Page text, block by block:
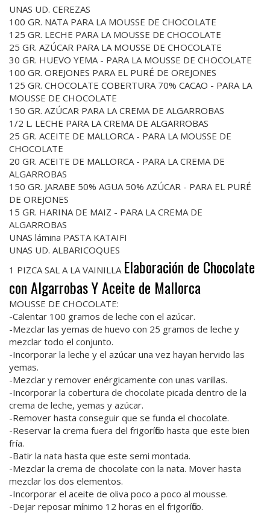
UNAS UD. CEREZAS
100 GR. NATA PARA LA MOUSSE DE CHOCOLATE
125 GR. LECHE PARA LA MOUSSE DE CHOCOLATE
25 GR. AZÚCAR PARA LA MOUSSE DE CHOCOLATE
30 GR. HUEVO YEMA - PARA LA MOUSSE DE CHOCOLATE
100 GR. OREJONES PARA EL PURÉ DE OREJONES
125 GR. CHOCOLATE COBERTURA 70% CACAO - PARA LA
MOUSSE DE CHOCOLATE
150 GR. AZÚCAR PARA LA CREMA DE ALGARROBAS
1/2 L. LECHE PARA LA CREMA DE ALGARROBAS
25 GR. ACEITE DE MALLORCA - PARA LA MOUSSE DE
CHOCOLATE
20 GR. ACEITE DE MALLORCA - PARA LA CREMA DE
ALGARROBAS
150 GR. JARABE 50% AGUA 50% AZÚCAR - PARA EL PURÉ
DE OREJONES
15 GR. HARINA DE MAIZ - PARA LA CREMA DE
ALGARROBAS
UNAS lámina PASTA KATAIFI
UNAS UD. ALBARICOQUES
1 PIZCA SAL A LA VAINILLA Elaboración de Chocolate
con Algarrobas Y Aceite de Mallorca
MOUSSE DE CHOCOLATE:
-Calentar 100 gramos de leche con el azúcar.
-Mezclar las yemas de huevo con 25 gramos de leche y
mezclar todo el conjunto.
-Incorporar la leche y el azúcar una vez hayan hervido las
yemas.
-Mezclar y remover enérgicamente con unas varillas.
-Incorporar la cobertura de chocolate picada dentro de la
crema de leche, yemas y azúcar.
-Remover hasta conseguir que se funda el chocolate.
-Reservar la crema fuera del frigorífico hasta que este bien
fría.
-Batir la nata hasta que este semi montada.
-Mezclar la crema de chocolate con la nata. Mover hasta
mezclar los dos elementos.
-Incorporar el aceite de oliva poco a poco al mousse.
-Dejar reposar mínimo 12 horas en el frigorífico.